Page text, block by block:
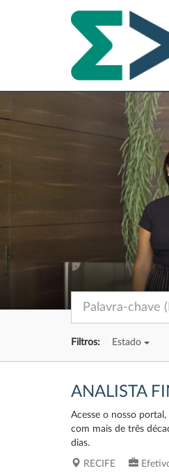
Filtros: Estado
ANALISTA
Acesse o nosso
com mais de três
dias.
RECIFE